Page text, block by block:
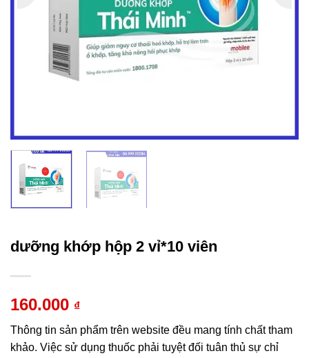
dưỡng khớp hộp 2 vỉ*10 viên
160.000 ₫
Thông tin sản phẩm trên website đều mang tính chất tham
khảo. Việc sử dụng thuốc phải tuyệt đối tuân thủ sự chỉ